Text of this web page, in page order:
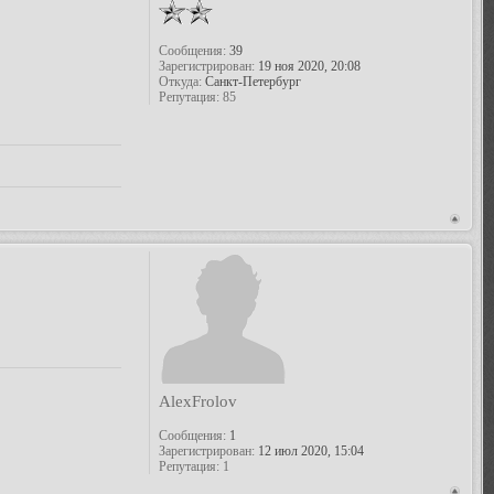
Сообщения:39
Зарегистрирован:19 ноя 2020, 20:08
Откуда:Санкт-Петербург
Репутация: 85
AlexFrolov
Сообщения:1
Зарегистрирован:12 июл 2020, 15:04
Репутация: 1